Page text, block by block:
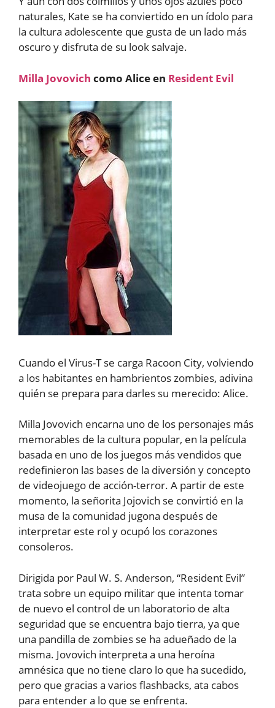
naturales, Kate se ha conviertido en un ídolo para
la cultura adolescente que gusta de un lado más
oscuro y disfruta de su look salvaje.
Milla Jovovich como Alice en Resident Evil
Cuando el Virus-T se carga Racoon City, volviendo
a los habitantes en hambrientos zombies, adivina
quién se prepara para darles su merecido: Alice.
Milla Jovovich encarna uno de los personajes más
memorables de la cultura popular, en la película
basada en uno de los juegos más vendidos que
redefinieron las bases de la diversión y concepto
de videojuego de acción-terror. A partir de este
momento, la señorita Jojovich se convirtió en la
musa de la comunidad jugona después de
interpretar este rol y ocupó los corazones
consoleros.
Dirigida por Paul W. S. Anderson, “Resident Evil”
trata sobre un equipo militar que intenta tomar
de nuevo el control de un laboratorio de alta
seguridad que se encuentra bajo tierra, ya que
una pandilla de zombies se ha adueñado de la
misma. Jovovich interpreta a una heroína
amnésica que no tiene claro lo que ha sucedido,
pero que gracias a varios flashbacks, ata cabos
para entender a lo que se enfrenta.